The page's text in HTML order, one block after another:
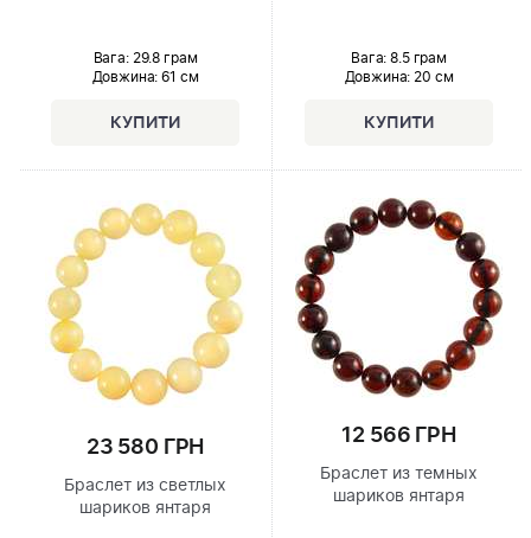
Вага: 29.8 грам
Довжина: 61 см
Вага: 8.5 грам
Довжина: 20 см
23 580 ГРН
Браслет из светлых
шариков янтаря
12 566 ГРН
Браслет из темных
шариков янтаря